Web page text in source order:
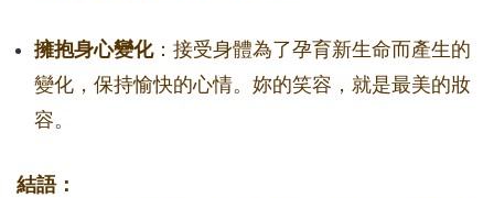
擁抱身心變化：接受身體為了孕育新生命而產生的
變化，保持愉快的心情。妳的笑容，就是最美的妝
容。
結語：